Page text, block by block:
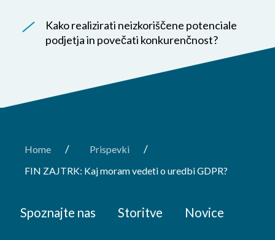
Kako realizirati neizkoriščene potenciale
podjetja in povečati konkurenčnost?
Home / Prispevki /
FIN ZAJTRK: Kaj moram vedeti o uredbi GDPR?
Spoznajte nas Storitve Novice